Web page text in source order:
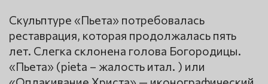
Скульптуре «Пьета» потребовалась
реставрация, которая продолжалась пять
лет. Слегка склонена голова Богородицы.
«Пьета» (pieta – жалость итал. ) или